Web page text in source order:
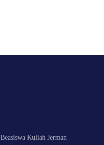
Beasiswa Kuliah Jerman